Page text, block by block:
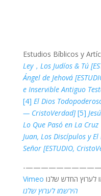
Estudios Bíblicos y
Ley，Los Judíos & Tú
Ángel de Jehová
e Inservible Antiguo
[4] El Dios
CristoVerdad] [5]
Lo Que Pasó en La Cruz
Juan, Los Discípulos y
Señor [ESTUDIO,
לערוץ החדש שלנו Vimeo
הירשמו לערוץ שלנו